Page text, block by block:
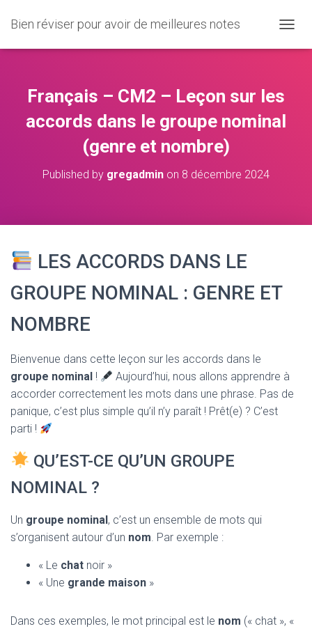
Bien réviser pour avoir de meilleures notes
U
Français – CM2 – Leçon sur les
accords dans le groupe nominal
(genre et nombre)
Published by gregadmin on 8 décembre 2024
LES ACCORDS DANS LE
GROUPE NOMINAL : GENRE ET
NOMBRE
Bienvenue dans cette leçon sur les accords dans le
groupe nominal !
Aujourd’hui, nous allons apprendre à
accorder correctement les mots dans une phrase. Pas de
panique, c’est plus simple qu’il n’y paraît ! Prêt(e) ? C’est
parti !
QU’EST-CE QU’UN GROUPE
NOMINAL ?
Un groupe nominal, c’est un ensemble de mots qui
s’organisent autour d’un nom. Par exemple :
« Le chat noir »
« Une grande maison »
Dans ces exemples, le mot principal est le nom (« chat », «